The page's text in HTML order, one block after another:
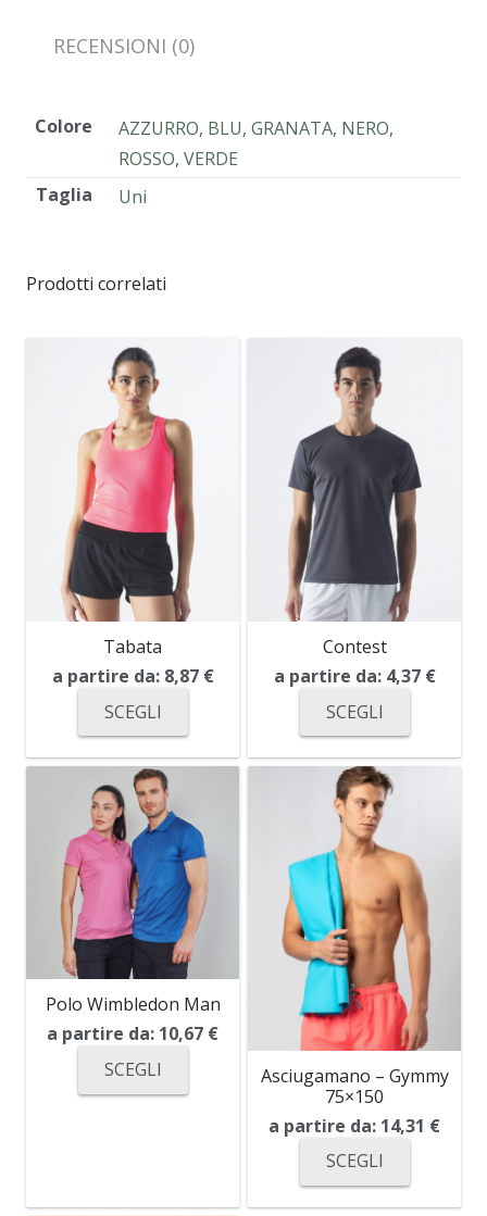
RECENSIONI (0)
Colore AZZURRO, BLU, GRANATA, NERO,
ROSSO, VERDE
Taglia
Uni
Prodotti correlati
Tabata
a partire da: 8,87 €
SCEGLI
Contest
a partire da: 4,37 €
SCEGLI
Polo Wimbledon Man
a partire da: 10,67 €
SCEGLI
Asciugamano – Gymmy
75×150
a partire da: 14,31 €
SCEGLI